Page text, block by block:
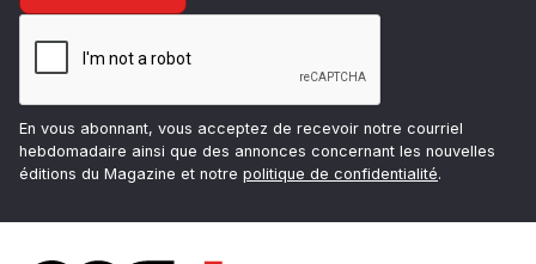
En vous abonnant, vous acceptez de recevoir notre courriel
hebdomadaire ainsi que des annonces concernant les nouvelles
éditions du Magazine et notre politique de confidentialité.